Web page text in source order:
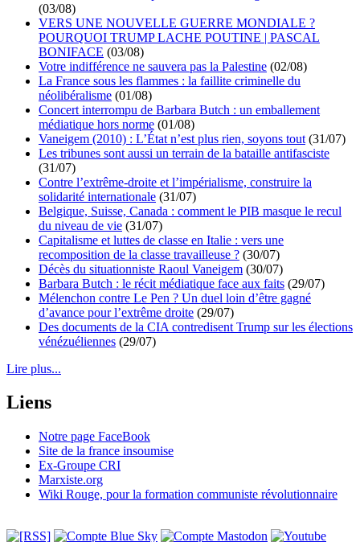
(03/08)
VERS UNE NOUVELLE GUERRE MONDIALE ?
POURQUOI TRUMP LACHE POUTINE | PASCAL
BONIFACE (03/08)
Votre indifférence ne sauvera pas la Palestine (02/08)
La France sous les flammes : la faillite criminelle du
néolibéralisme (01/08)
Concert interrompu de Barbara Butch : un emballement
médiatique hors norme (01/08)
Vaneigem (2010) : L’État n’est plus rien, soyons tout (31/07)
Les tribunes sont aussi un terrain de la bataille antifasciste
(31/07)
Contre l’extrême-droite et l’impérialisme, construire la
solidarité internationale (31/07)
Belgique, Suisse, Canada : comment le PIB masque le recul
du niveau de vie (31/07)
Capitalisme et luttes de classe en Italie : vers une
recomposition de la classe travailleuse ? (30/07)
Décès du situationniste Raoul Vaneigem (30/07)
Barbara Butch : le récit médiatique face aux faits (29/07)
Mélenchon contre Le Pen ? Un duel loin d’être gagné
d’avance pour l’extrême droite (29/07)
Des documents de la CIA contredisent Trump sur les élections
vénézuéliennes (29/07)
Lire plus...
Liens
Notre page FaceBook
Site de la france insoumise
Ex-Groupe CRI
Marxiste.org
Wiki Rouge, pour la formation communiste révolutionnaire